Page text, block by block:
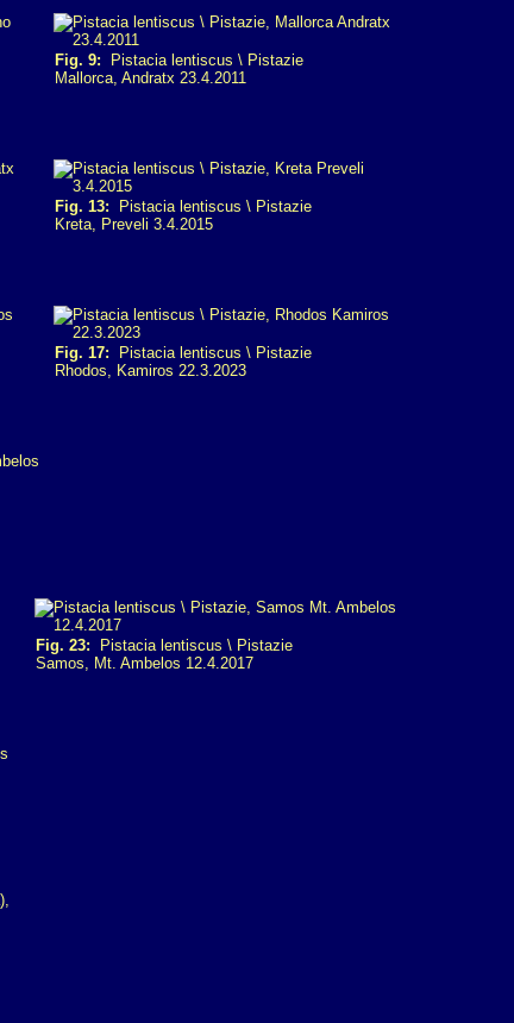
Fig. 9: Pistacia lentiscus \ Pistazie
Mallorca, Andratx 23.4.2011
Fig. 13: Pistacia lentiscus \ Pistazie
Kreta, Preveli 3.4.2015
Fig. 17: Pistacia lentiscus \ Pistazie
Rhodos, Kamiros 22.3.2023
Fig. 23: Pistacia lentiscus \ Pistazie
Samos, Mt. Ambelos 12.4.2017